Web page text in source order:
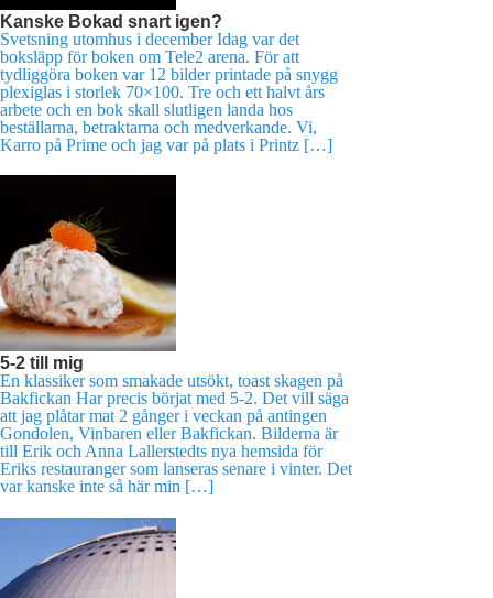
Kanske Bokad snart igen?
Svetsning utomhus i december Idag var det
boksläpp för boken om Tele2 arena. För att
tydliggöra boken var 12 bilder printade på snygg
plexiglas i storlek 70×100. Tre och ett halvt års
arbete och en bok skall slutligen landa hos
beställarna, betraktarna och medverkande. Vi,
Karro på Prime och jag var på plats i Printz […]
5-2 till mig
En klassiker som smakade utsökt, toast skagen på
Bakfickan Har precis börjat med 5-2. Det vill säga
att jag plåtar mat 2 gånger i veckan på antingen
Gondolen, Vinbaren eller Bakfickan. Bilderna är
till Erik och Anna Lallerstedts nya hemsida för
Eriks restauranger som lanseras senare i vinter. Det
var kanske inte så här min […]